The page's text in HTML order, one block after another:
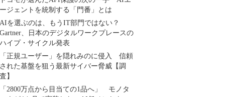
ージェントを統制する「門番」とは
AIを選ぶのは、もうIT部門ではない？
Gartner、日本のデジタルワークプレースの
ハイプ・サイクル発表
「正規ユーザー」を隠れみのに侵入 信頼
された基盤を狙う最新サイバー脅威【調
査】
「2800万点から目当ての1品へ」 モノタ